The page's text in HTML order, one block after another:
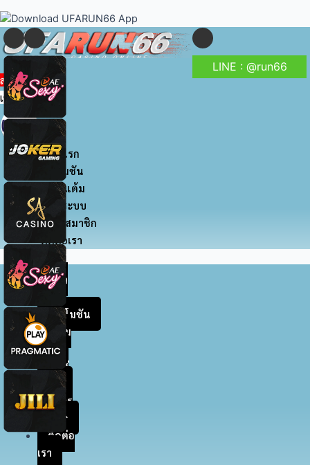
content
LINE : @run66
สมัครสมาชิก
เข้าสู่ระบบ
หน้าแรก
โปรโมชัน
สะสมแต้ม
เข้าสู่ระบบ
สมัครสมาชิก
ติดต่อเรา
หน้า
โปรโมชัน
สะสม
แต้ม
เข้าสู่
ระบบ
สมัคร
สมาชิก
ติดต่อ
เรา